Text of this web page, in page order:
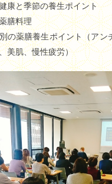
康と季節の養生ポイント
膳料理
の薬膳養生ポイント（アン
美肌、慢性疲労）